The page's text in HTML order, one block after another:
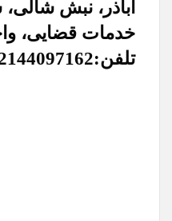
اباذر، نبش
تلفن:02144097162